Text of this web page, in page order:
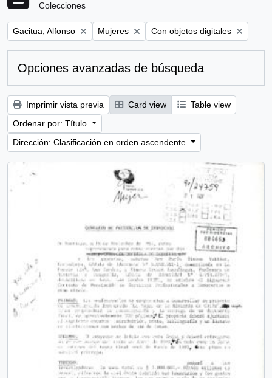
Colecciones
Remove filter:
Gacitua, Alfonso Remove filter:
Mujeres Remove filter:
Con objetos digitales
Opciones avanzadas de búsqueda
Imprimir vista previa Card view
Table view
Ordenar por: Título
Dirección: Clasificación en orden ascendente